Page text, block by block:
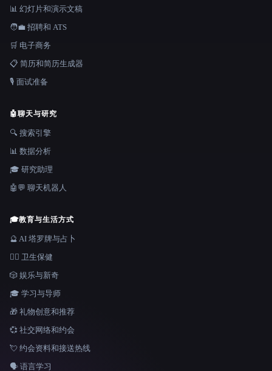
📊 幻灯片和演示文稿
🧑‍💼 招聘和 ATS
🛒 电子商务
📋 简历和简历生成器
🎙️ 面试准备
🤖聊天与研究
🔍 搜索引擎
📊 数据分析
🎓 研究助理
🤖💬 聊天机器人
🎓教育与生活方式
🔮 AI 塔罗牌与占卜
👩‍⚕️ 卫生保健
🎲 娱乐与新奇
🎓 学习与导师
🎁 礼物创意和推荐
💞 社交网络和约会
💘 约会资料和接送热线
🗣️ 语言学习